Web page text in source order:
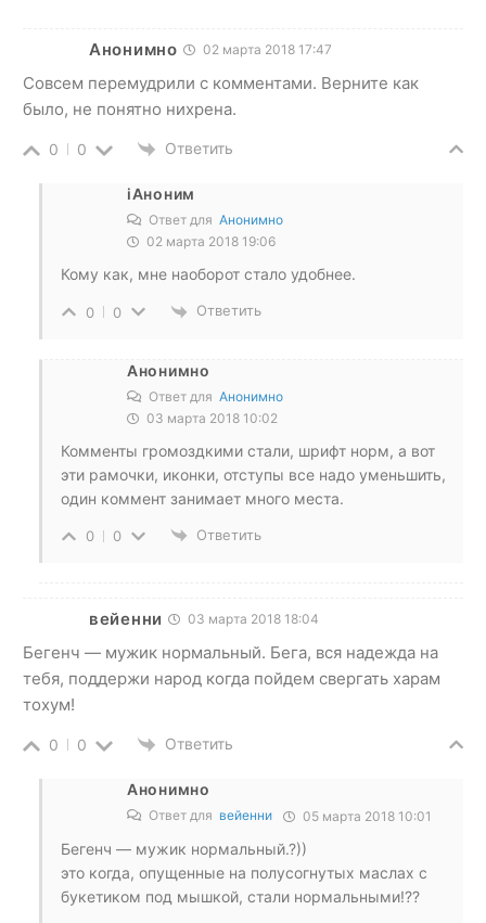
Анонимно 02 марта 2018 17:47
Совсем перемудрили с комментами. Верните как
было, не понятно нихрена.
0 0 Ответить
iАноним
Ответ для Анонимно
02 марта 2018 19:06
Кому как, мне наоборот стало удобнее.
0 0 Ответить
Анонимно
Ответ для Анонимно
03 марта 2018 10:02
Комменты громоздкими стали, шрифт норм, а вот
эти рамочки, иконки, отступы все надо уменьшить,
один коммент занимает много места.
0 0 Ответить
вейенни 03 марта 2018 18:04
Бегенч — мужик нормальный. Бега, вся надежда на
тебя, поддержи народ когда пойдем свергать харам
тохум!
0 0 Ответить
Анонимно
Ответ для вейенни 05 марта 2018 10:01
Бегенч — мужик нормальный.?))
это когда, опущенные на полусогнутых маслах с
букетиком под мышкой, стали нормальными!??